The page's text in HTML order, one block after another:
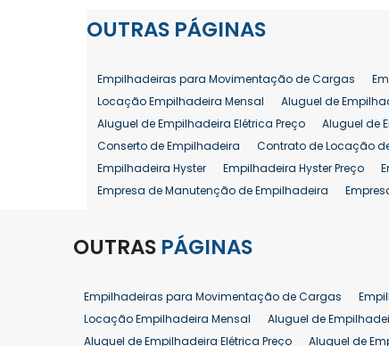
OUTRAS PÁGINAS
Empilhadeiras para Movimentação de Cargas
Locação Empilhadeira Mensal
Aluguel de
Aluguel de Empilhadeira Elétrica Preço
Aluguel de
Conserto de Empilhadeira
Contrato de Locação
Empilhadeira Hyster
Empilhadeira Hyster Preço
Empresa de Manutenção de Empilhadeira
Manutenção em Empilhadeiras
Reforma de Empilhadeira
Aluguel de Empilhadeira 25 ton
Locação de
Venda Empilhadeiras 25 ton
OUTRAS PÁGINAS
Empilhadeiras para Movimentação de Cargas
Locação Empilhadeira Mensal
Aluguel de
Aluguel de Empilhadeira Elétrica Preço
Aluguel de